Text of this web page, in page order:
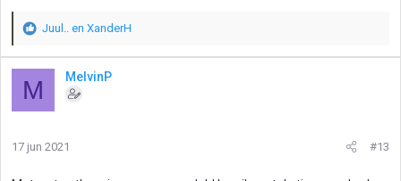
W
a
r
d
e
i
Juul.. en XanderH
M MelvinP
17 jun 2021 #13